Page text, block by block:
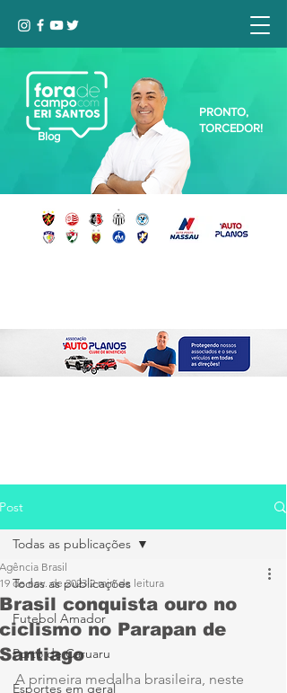
Blog
PRONTO,
TORCEDOR!
Post
Todas as publicações
Futebol Amador
Porto de Caruaru
Esportes em geral
Todas as publicações
Brasil conquista ouro no
ciclismo no Parapan de
Santiago
Agência Brasil
19 de nov. de 2023 2 min de leitura
A primeira medalha brasileira, neste